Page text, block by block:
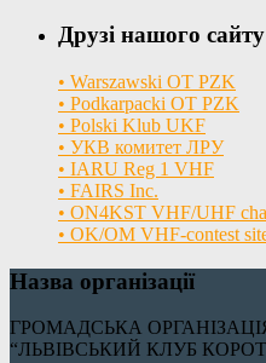
Друзі нашого сайту
• Warszawski OT PZK
• Podkarpacki OT PZK
• Polski Klub UKF
• УКВ комитет ЛРУ
• IARU Reg 1 VHF
• FAIRS Inc.
• ON4KST VHF/UHF
• OK/OM VHF-contest
Назва організації
ГРОМАДСЬКА
“ЛЬВІВСЬКИЙ КЛУБ